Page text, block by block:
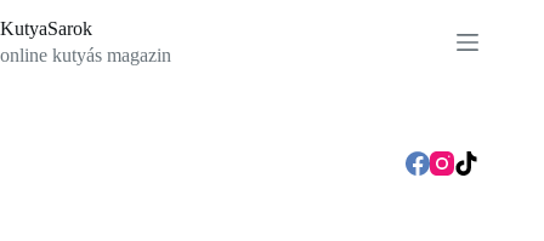
to
content
KutyaSarok
online kutyás magazin